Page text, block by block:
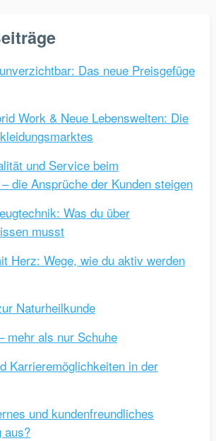
Das neue Preisgefüge
Work & Neue Lebenswelten: Die
und Service beim
die Ansprüche der Kunden steigen
Was du über
musst
Herz: Wege, wie du aktiv werden
Naturheilkunde
mehr als nur Schuhe
Karrieremöglichkeiten in der
und kundenfreundliches
aus?